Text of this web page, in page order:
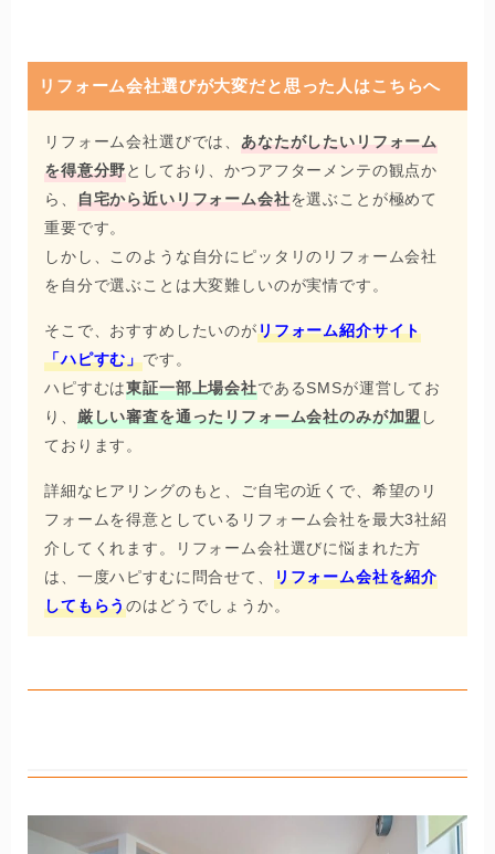
リフォーム会社選びが大変だと思った人はこちらへ
リフォーム会社選びでは、あなたがしたいリフォーム
を得意分野としており、かつアフターメンテの観点か
ら、 自宅から近いリフォーム会社を選ぶことが極めて
重要です。
しかし、このような自分にピッタリのリフォーム会社
を自分で選ぶことは大変難しいのが実情です。
そこで、おすすめしたいのがリフォーム紹介サイト
「ハピすむ」です。
ハピすむは東証一部上場会社であるSMSが運営してお
り、 厳しい審査を通ったリフォーム会社のみが加盟し
ております。
詳細なヒアリングのもと、ご自宅の近くで、希望のリ
フォームを得意としているリフォーム会社を最大3社紹
介してくれます。リフォーム会社選びに悩まれた方
は、一度ハピすむに問合せて、 リフォーム会社を紹介
してもらうのはどうでしょうか。